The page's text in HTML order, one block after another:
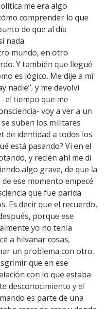
me era algo
comprender lo que
de que al día
nada.
mundo, en otro
Y también que llegué
es lógico. Me dije a mí
nadie”, y me devolví
-el tiempo que me
voy a ver a un
suben los militares
de identidad a todos los
está pasando? Vi en el
y recién ahí me di
algo grave, de que la
ese momento empecé
que fue parida
Es decir que el recuerdo,
porque ese
yo no tenía
a hilvanar cosas,
un problema con otro.
que en ese
con lo que estaba
desconocimiento y el
es parte de una